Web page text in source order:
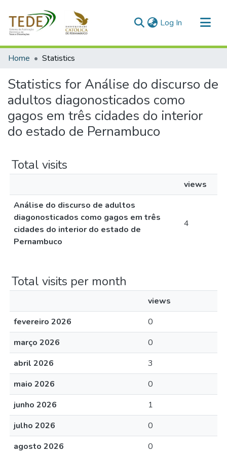
Log In (current)
Communities & Collections
Home Statistics
Statistics for Análise do discurso de
adultos diagonosticados como
gagos em três cidades do interior
do estado de Pernambuco
Total visits
views
Análise do discurso de adultos
diagonosticados como gagos em três
cidades do interior do estado de
Pernambuco
4
Total visits per month
views
fevereiro 2026
0
março 2026
0
abril 2026
3
maio 2026
0
junho 2026
1
julho 2026
0
agosto 2026
0